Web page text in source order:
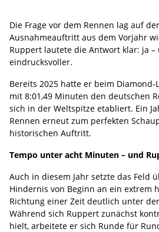
Die Frage vor dem Rennen lag auf
Ausnahmeauftritt aus dem Vorjahr
Ruppert lautete die Antwort klar: ja –
eindrucksvoller.
Bereits 2025 hatte er beim
mit 8:01,49 Minuten den deutschen
sich in der Weltspitze etabliert. Ein
Rennen erneut zum perfekten
historischen Auftritt.
Tempo unter acht Minuten – und
Auch in diesem Jahr setzte das Feld
Hindernis von Beginn an ein extrem
Richtung einer Zeit deutlich unter
Während sich Ruppert zunächst
hielt, arbeitete er sich Runde für